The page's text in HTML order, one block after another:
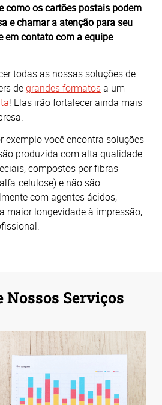
como os cartões postais podem
e chamar a atenção para seu
em contato com a equipe
todas as nossas soluções de
degrandes formatosa um
! Elas irão fortalecer ainda mais
exemplo você encontra soluções
produzida com alta qualidade
compostos por fibras
celulose) e não são
com agentes ácidos,
maior longevidade à impressão,
Nossos Serviços